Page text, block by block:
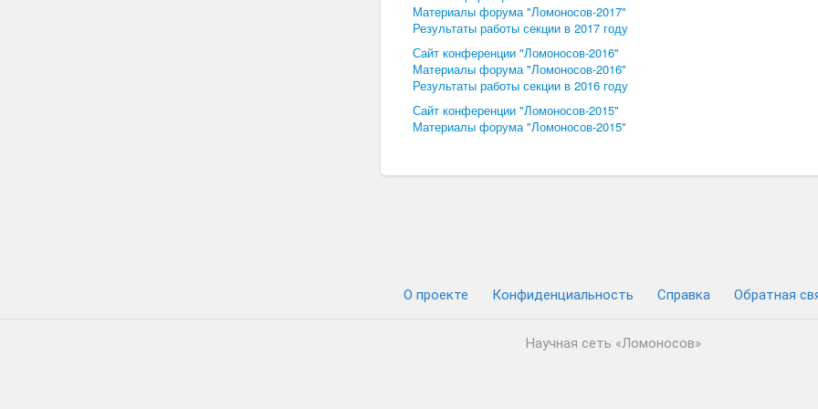
Материалы форума "Ломоносов-2017"
Результаты работы секции в 2017 году
Сайт конференции "Ломоносов-2016"
Материалы форума "Ломоносов-2016"
Результаты работы секции в 2016 году
Сайт конференции "Ломоносов-2015"
Материалы форума "Ломоносов-2015"
О проекте Конфиденциальность Cправка Обратная
Научная сеть «Ломоносов»